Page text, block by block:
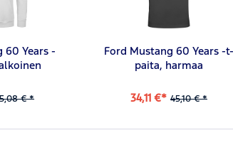
60 Years -
€ *
Ford Mustang 60 Years -t-
paita, harmaa
34,11 €* 45,10 € *